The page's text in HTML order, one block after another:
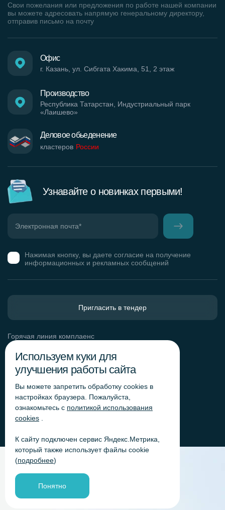
Деловое обьеденение
кластеров России
Производство
Республика Татарстан, Индустриальный парк
«Лаишево»
Офис
г. Казань, ул. Сибгата Хакима, 51, 2 этаж
Свои пожелания или предложения по работе нашей компании
вы можете адресовать напрямую генеральному директору,
отправив письмо на почту
Узнавайте о новинках первыми!
Нажимая кнопку, вы даете согласие на получение
информационных и рекламных сообщений
Горячая линия комплаенс
Согласие на обработку персональных данных
Политика обработки файлов cookie
Согласие на обработку персональных данных
«Яндекс.Метрика»
Согласие на обработку персональных данных для
получения рекламно-информационных рассылок
Пригласить в тендер
Используем куки для
улучшения работы сайта
Вы можете запретить обработку сookies в
настройках браузера. Пожалуйста,
ознакомьтесь с политикой использования
cookies
К сайту подключен сервис Яндекс.Метрика,
который также использует файлы cookie
(подробнее)
Понятно